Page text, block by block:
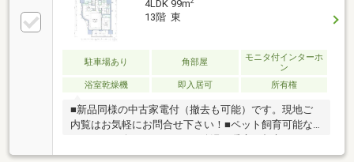
収納スペース有・和室約5.1帖がLDに隣接、一体利用
も可能・トランクルーム有(無償)▼設備・食洗機／デ
ィスポーザー・手洗いカウンター付トイレ■ ご希望の
住まい探しをお手伝いします ━━━━━・・・物件の
詳細・ご相談はお気軽にお問い合わせください。
4LDK 99m
13階 東
駐車場あり 角部屋
モニタ付インターホ
ン
浴室乾燥機
即入居可 所有権
■新品同様の中古家電付（撤去も可能）です。現地ご
内覧はお気軽にお問合せ下さい！■ペット飼育可能な
ントラル、キッチンはＩＨクッキングヒーターの仕様